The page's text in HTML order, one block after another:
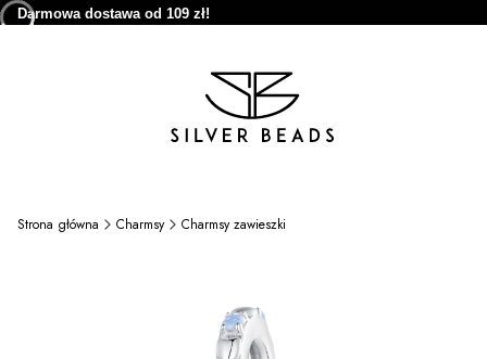
Darmowa dostawa od 109 zł!
Strona główna Charmsy Charmsy zawieszki